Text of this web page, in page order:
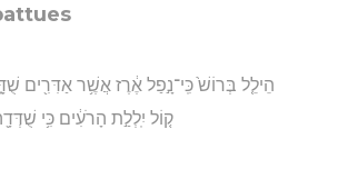
הֵילֵ֤ל בְּרוֹשׁ֙ כִּֽי־נָ֣פַל אֶ֔רֶז אֲשֶׁ֥ר אַדִּרִ֖ים
ק֚וֹל יִֽלְלַ֣ת הָרֹעִ֔ים כִּ֥י